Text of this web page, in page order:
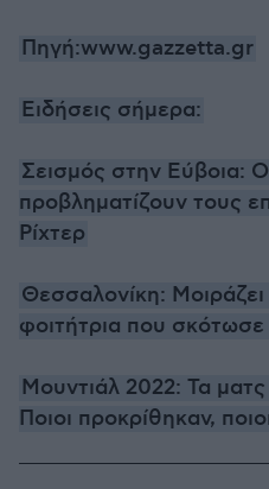
Πηγή:www.gazzetta.gr
Ειδήσεις σήμερα:
Σεισμός στην Εύβοια:
προβληματίζουν τους
Ρίχτερ
Θεσσαλονίκη:
φοιτήτρια που
Μουντιάλ 2022: Τα
Ποιοι προκρίθηκαν,